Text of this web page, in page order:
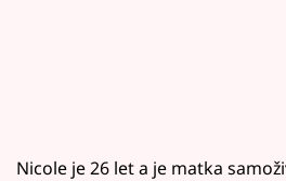
Nicole je 26 let a je matka